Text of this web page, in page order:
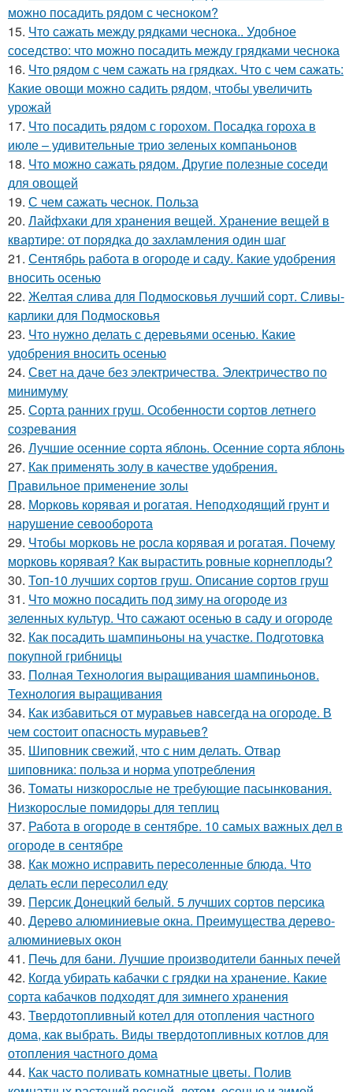
можно посадить рядом с чесноком?
15. Что сажать между рядками чеснока.. Удобное
соседство: что можно посадить между грядками чеснока
16. Что рядом с чем сажать на грядках. Что с чем сажать:
Какие овощи можно садить рядом, чтобы увеличить
урожай
17. Что посадить рядом с горохом. Посадка гороха в
июле – удивительные трио зеленых компаньонов
18. Что можно сажать рядом. Другие полезные соседи
для овощей
19. С чем сажать чеснок. Польза
20. Лайфхаки для хранения вещей. Хранение вещей в
квартире: от порядка до захламления один шаг
21. Сентябрь работа в огороде и саду. Какие удобрения
вносить осенью
22. Желтая слива для Подмосковья лучший сорт. Сливы-
карлики для Подмосковья
23. Что нужно делать с деревьями осенью. Какие
удобрения вносить осенью
24. Свет на даче без электричества. Электричество по
минимуму
25. Сорта ранних груш. Особенности сортов летнего
созревания
26. Лучшие осенние сорта яблонь. Осенние сорта яблонь
27. Как применять золу в качестве удобрения.
Правильное применение золы
28. Морковь корявая и рогатая. Неподходящий грунт и
нарушение севооборота
29. Чтобы морковь не росла корявая и рогатая. Почему
морковь корявая? Как вырастить ровные корнеплоды?
30. Топ-10 лучших сортов груш. Описание сортов груш
31. Что можно посадить под зиму на огороде из
зеленных культур. Что сажают осенью в саду и огороде
32. Как посадить шампиньоны на участке. Подготовка
покупной грибницы
33. Полная Технология выращивания шампиньонов.
Технология выращивания
34. Как избавиться от муравьев навсегда на огороде. В
чем состоит опасность муравьев?
35. Шиповник свежий, что с ним делать. Отвар
шиповника: польза и норма употребления
36. Томаты низкорослые не требующие пасынкования.
Низкорослые помидоры для теплиц
37. Работа в огороде в сентябре. 10 самых важных дел в
огороде в сентябре
38. Как можно исправить пересоленные блюда. Что
делать если пересолил еду
39. Персик Донецкий белый. 5 лучших сортов персика
40. Дерево алюминиевые окна. Преимущества дерево-
алюминиевых окон
41. Печь для бани. Лучшие производители банных печей
42. Когда убирать кабачки с грядки на хранение. Какие
сорта кабачков подходят для зимнего хранения
43. Твердотопливный котел для отопления частного
дома, как выбрать. Виды твердотопливных котлов для
отопления частного дома
44. Как часто поливать комнатные цветы. Полив